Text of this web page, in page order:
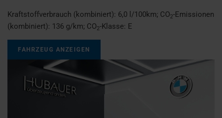
Kraftstoffverbrauch (kombiniert): 6,0 l/100km; CO2-Emissionen
(kombiniert): 136 g/km; CO2-Klasse: E
FAHRZEUG ANZEIGEN